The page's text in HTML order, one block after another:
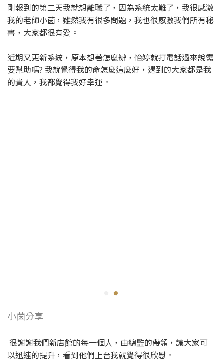
剛報到的第二天我就想離職了，因為系統太難了，我很感激
我的老師小茵，雖然我有很多問題，我也很感激我們所有秘
書，大家都很有愛。
近期又更新系統，原本想著怎麼辦，怡婷就打電話過來說需
要幫助嗎? 我就覺得我的命怎麼這麼好，遇到的大家都是我
的貴人，我都覺得我好幸運。
小茵分享
很謝謝我們新店館的每一個人，由總監的帶領，讓大家可
以迅速的提升，看到他們上台我就覺得很欣慰。